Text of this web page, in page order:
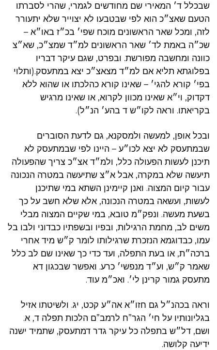
שבכלל ד׳ המאירי שם מחודשים לגמרי, שהרי לסברתו
הטעם שאצ״כ הוא לפי שבטבעו לא יצוייר שלא יתעורר
לזה, ומכל שאר הראשונים מוכח שפי׳ בכ״ז באו״א –
שכ״ה באמת לד׳ שאר הראשונים למ״ד שמצ״כ, שא״צ
כוונה ומחשבה מפורשת. ובפרט, שגם עיקר דבריו
בפלוגתא תליא אם למ״ד מצאצ״כ יצא במתעסק.(ותלוי
בפי׳ קורא להגי׳ – שאינו קורא כהלכתו או שהוא ללא
דקדוק, וי״א שאינו מכוון לקרוא, או שאינו מרגיש
בקריאתו. וראה לקו״ש ד בהע׳ הנ״ל).
ובכל אופן, למעשה ולמסקנא, גם לדעת הסוברים
שבמתעסק לא יצא לכו״ע – היינו לפי שבמתעסק לא
תיכנן לעשות הפעולה כלל, ולמ״ד אצ״כ צריך שהפעולה
תיעשה שלא במקרה, אבל א״צ שתיעשה במטרה הנכונה
עבור קיום המצוה. ואנן קיימינן השתא במי שתיכנן
לעשות, ועשאה במטרה הנכונה, אלא שלא חשב על כך
בשעת מעשה. ונפק״מ טובא, במי שקיים המצוה מבלי
משים לב, מחמת הרגילות, ובפיו ובשפתיו כבדוני ולבו בל
עמו, כבדוגמא הנזכרת שרגילותו לומר ק״ש מיד אחרי
ברכה״ת, או בעת התפלה, ועד כדי כך שאינו שם לב כלל
שאמר ק״ש, וע״ד מנפשי׳ כרע. ואפשר שבכגון דא
מתעסק גמור קרינן לי׳. ואכ״מ עוד.
וראה בכהנ״ל גם חזו״א אה״ע קכט, יג. ולשיטתו אזיל
בגליונותיו על חי׳ הגר”ח לרמב”ם הלכות תפלה ד, א.
ושם, דל״ש בתפלה כל עיקר גדר דמתעסק, שתמיד ישנה
ידיעה קלושה.